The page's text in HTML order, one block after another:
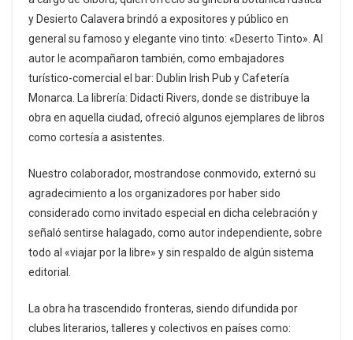
y Desierto Calavera brindó a expositores y público en
general su famoso y elegante vino tinto: «Deserto Tinto». Al
autor le acompañaron también, como embajadores
turístico-comercial el bar: Dublin Irish Pub y Cafetería
Monarca. La librería: Didacti Rivers, donde se distribuye la
obra en aquella ciudad, ofreció algunos ejemplares de libros
como cortesía a asistentes.
Nuestro colaborador, mostrandose conmovido, externó su
agradecimiento a los organizadores por haber sido
considerado como invitado especial en dicha celebración y
señaló sentirse halagado, como autor independiente, sobre
todo al «viajar por la libre» y sin respaldo de algún sistema
editorial.
La obra ha trascendido fronteras, siendo difundida por
clubes literarios, talleres y colectivos en países como: